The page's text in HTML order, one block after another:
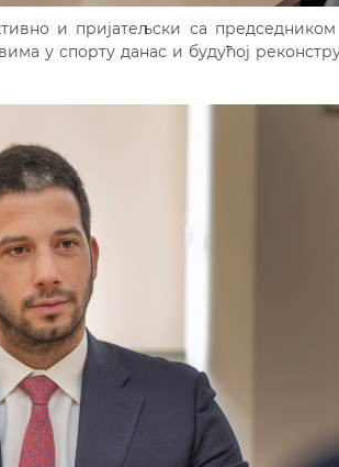
и пријатељски са
у спорту данас и будућој